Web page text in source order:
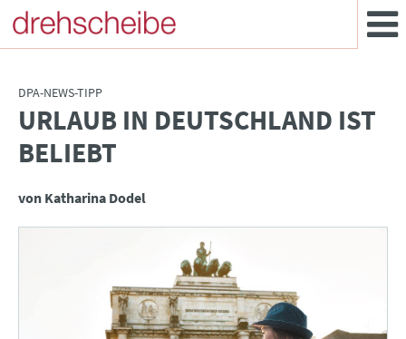
DPA-NEWS-TIPP
:URLAUB IN DEUTSCHLAND IST
BELIEBT
von Katharina Dodel